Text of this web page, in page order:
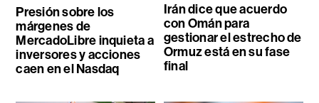
Presión sobre los
márgenes de
MercadoLibre inquieta a
inversores y acciones
caen en el Nasdaq
Irán dice que acuerdo
con Omán para
gestionar el estrecho de
Ormuz está en su fase
final